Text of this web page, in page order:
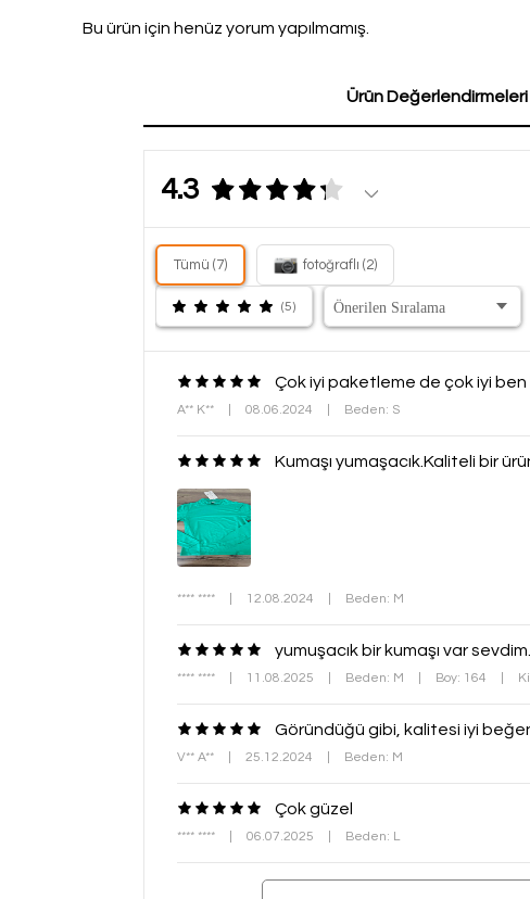
Bu ürün için henüz yorum yapılmamış.
Ürün Değerlendirmeleri
4.3
Tümü (7) fotoğraflı (2)
(5)
Çok iyi paketleme de çok iyi
A** K** 08.06.2024 Beden: S
Kumaşı yumaşacık.Kaliteli bir
**** **** 12.08.2024 Beden: M
yumuşacık bir kumaşı var sevdim.
**** **** 11.08.2025 Beden: M Boy: 164
Göründüğü gibi, kalitesi iyi
V** A** 25.12.2024 Beden: M
Çok güzel
**** **** 06.07.2025 Beden: L